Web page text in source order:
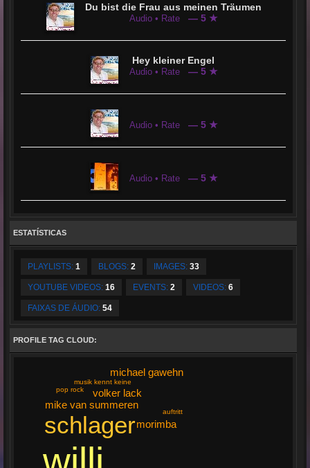
Du bist die Frau aus meinen Träumen
Audio • Rate — 5 ★
Hey kleiner Engel
Audio • Rate — 5 ★
Audio • Rate — 5 ★
Audio • Rate — 5 ★
ESTATÍSTICAS
PLAYLISTS: 1 BLOGS: 2 IMAGES: 33
YOUTUBE VIDEOS: 16 EVENTS: 2 VIDEOS: 6
FAIXAS DE ÁUDIO: 54
PROFILE TAG CLOUD:
schlager
mike van summeren
volker lack
morimba
michael gawehn
musik kennt keine
pop rock
auftritt